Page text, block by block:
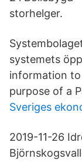
storhelger.
systemets
information
purpose of a
Sveriges
2019-11-26